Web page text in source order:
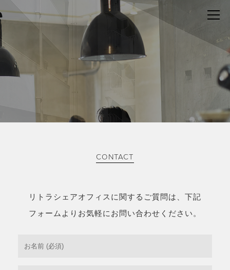
CONTACT
リトラシェアオフィスに関するご質問は、下記
フォームよりお気軽にお問い合わせください。